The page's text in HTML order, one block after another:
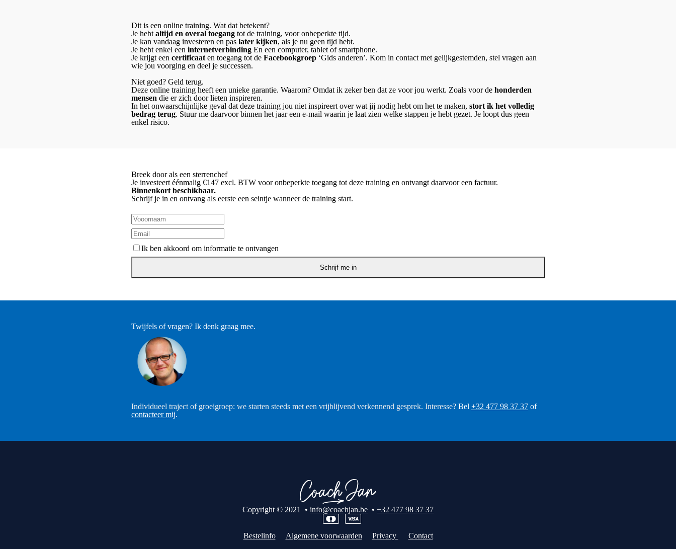
Dit is een online training. Wat dat betekent?
Je hebt altijd en overal toegangtot de training, voor onbeperkte tijd.
Je kan vandaag investeren en pas later kijken, als je nu geen tijd hebt.
Je hebt enkel een internetverbindingEn een computer, tablet of smartphone.
Je krijgt een certificaaten toegang tot de Facebookgroep‘Gids anderen’. Kom in contact met gelijkgestemden, stel vragen aan
wie jou voorging en deel je successen.
Niet goed? Geld terug.
Deze online training heeft een unieke garantie. Waarom? Omdat ik zeker ben dat ze voor jou werkt. Zoals voor de honderden
mensen die er zich door lieten inspireren.
In het onwaarschijnlijke geval dat deze training jou niet inspireert over wat jij nodig hebt om het te maken, stort ik het volledig
bedrag terug. Stuur me daarvoor binnen het jaar een e-mail waarin je laat zien welke stappen je hebt gezet. Je loopt dus geen
enkel risico.
Breek door als een sterrenchef
Je investeert éénmalig €147 excl. BTW voor onbeperkte toegang tot deze training en ontvangt daarvoor een factuur.
Binnenkort beschikbaar.
Schrijf je in en ontvang als eerste een seintje wanneer de training start.
Ik ben akkoord om informatie te ontvangen
Twijfels of vragen? Ik denk graag mee.
Individueel traject of groeigroep: we starten steeds met een vrijblijvend verkennend gesprek. Interesse? Bel +32 477 98 37 37of
contacteer mij.
Copyright © 2021 • info@coachjan.be • +32 477 98 37 37
Bestelinfo Algemene voorwaarden Privacy Contact